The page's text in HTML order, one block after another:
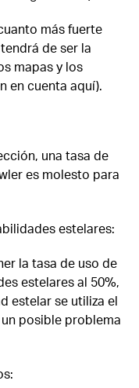
más fuerte
de ser la
mapas y los
en cuenta aquí).
una tasa de
es molesto para
estelares:
la tasa de uso de
estelares al 50%,
estelar se utiliza el
posible problema